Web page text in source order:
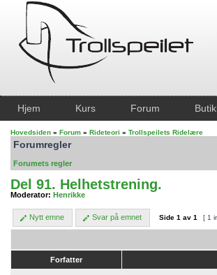
Hjem Kurs Forum
Hovedsiden » Forum » Rideteori » Trollspeilets Ridelære
Forumregler
Forumets regler
Del 91. Helhetstrening.
Moderator: Henrikke
Nytt emne Svar på emnet Side 1 av 1 [ 1
Forfatter